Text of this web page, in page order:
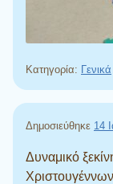
Κατηγορία: Γενικά
Δημοσιεύθηκε 14
Δυναμικό